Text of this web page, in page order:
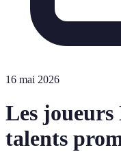
16 mai 2026
Les
talents